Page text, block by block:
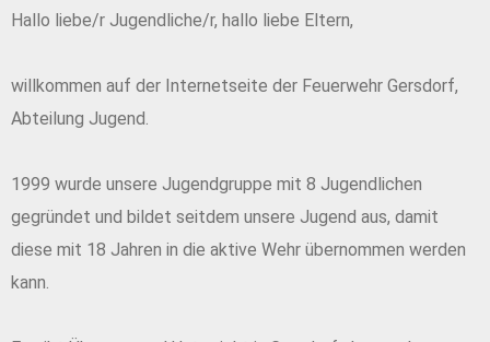
Hallo liebe/r Jugendliche/r, hallo liebe Eltern,
willkommen auf der Internetseite der Feuerwehr Gersdorf,
Abteilung Jugend.
1999 wurde unsere Jugendgruppe mit 8 Jugendlichen
gegründet und bildet seitdem unsere Jugend aus, damit
diese mit 18 Jahren in die aktive Wehr übernommen werden
kann.